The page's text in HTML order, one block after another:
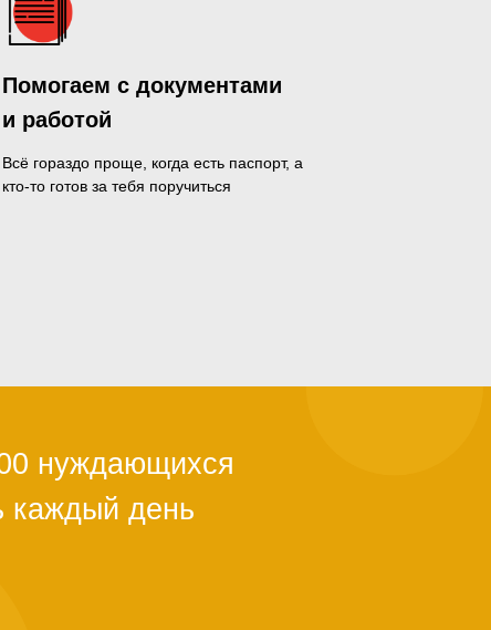
Всё гораздо проще, когда есть паспорт, а
кто-то готов за тебя поручиться
Помогаем с документами
и работой
день
Как